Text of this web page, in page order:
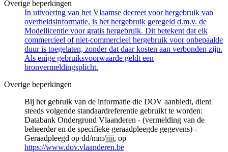
Overige beperkingen
In uitvoering van het Vlaamse decreet voor hergebruik van
overheidsinformatie, is het hergebruik geregeld d.m.v. de
Modellicentie voor gratis hergebruik. Dit betekent dat elk
commercieel of niet-commercieel hergebruik voor onbepaalde
duur is toegelaten, zonder dat daar kosten aan verbonden zijn.
Als enige gebruiksvoorwaarde geldt een
bronvermeldingsplicht.
Overige beperkingen
Bij het gebruik van de informatie die DOV aanbiedt, dient
steeds volgende standaardreferentie gebruikt te worden:
Databank Ondergrond Vlaanderen - (vermelding van de
beheerder en de specifieke geraadpleegde gegevens) -
Geraadpleegd op dd/mm/jjjj, op
https://www.dov.vlaanderen.be